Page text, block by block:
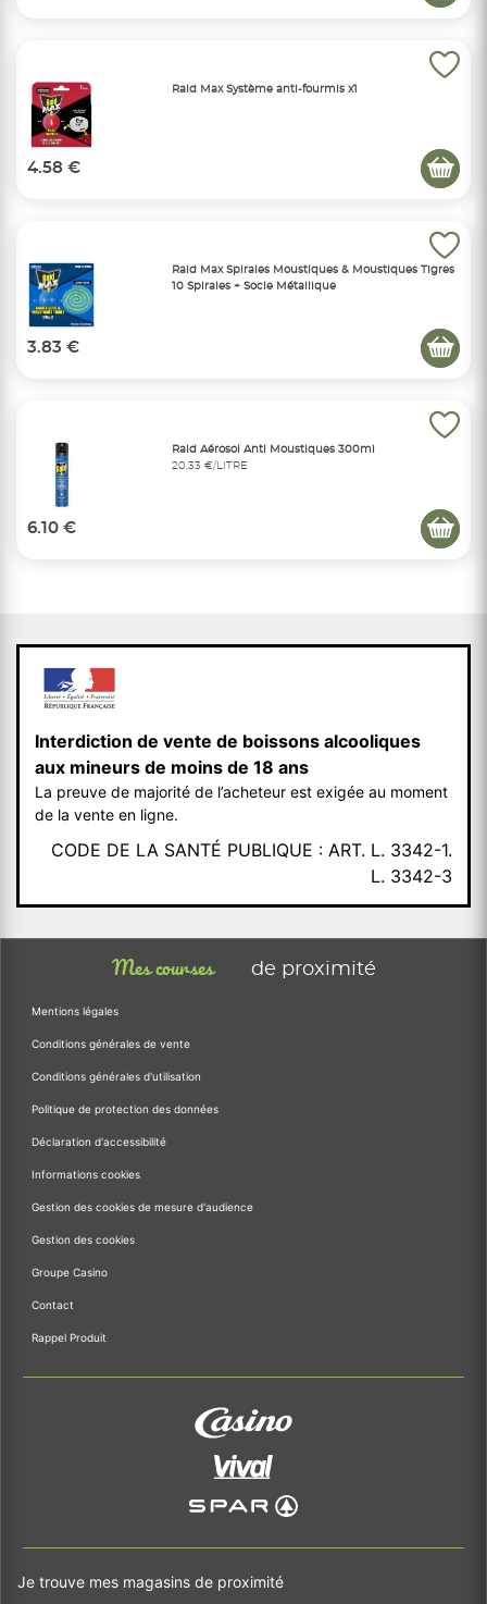
Raid Max Système anti-fourmis x1
4.58 €
Raid Max Spirales Moustiques & Moustiques Tigres
10 Spirales + Socle Métallique
3.83 €
Raid Aérosol Anti Moustiques 300ml
20,33 €/LITRE
6.10 €
Interdiction de vente de boissons alcooliques
aux mineurs de moins de 18 ans
La preuve de majorité de l’acheteur est exigée au moment
de la vente en ligne.
CODE DE LA SANTÉ PUBLIQUE : ART. L. 3342-1.
L. 3342-3
Mes courses de proximité
Mentions légales
Conditions générales de vente
Conditions générales d'utilisation
Politique de protection des données
Déclaration d'accessibilité
Informations cookies
Gestion des cookies de mesure d'audience
Gestion des cookies
Groupe Casino
Contact
Rappel Produit
Je trouve mes magasins de proximité